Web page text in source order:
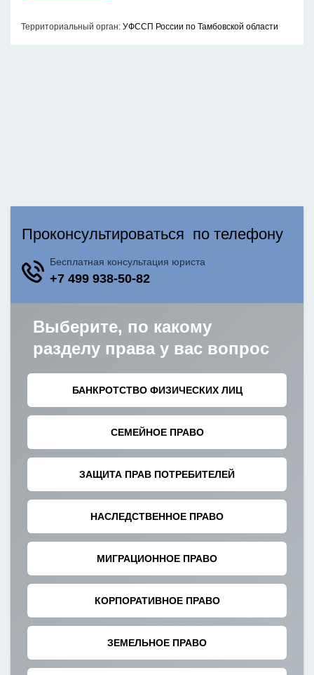
Территориальный орган: УФССП России по Тамбовской области